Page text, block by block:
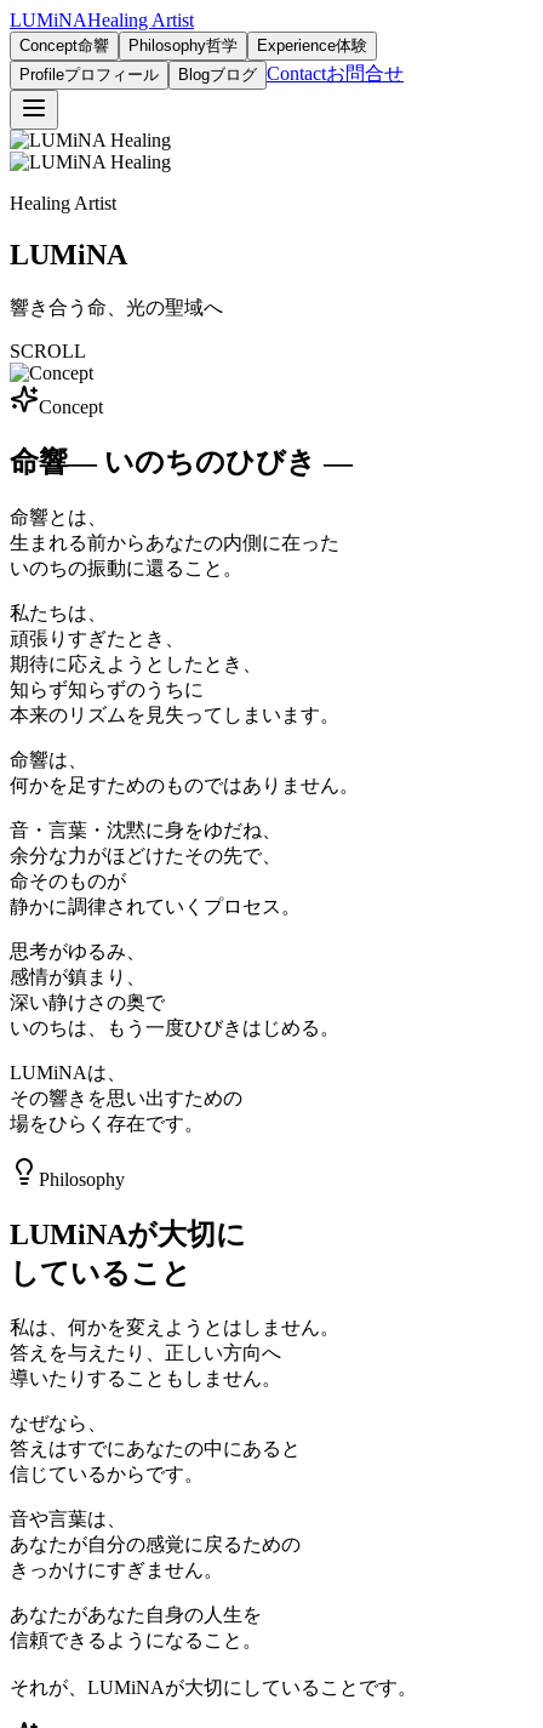
LUMiNAHealing Artist
Concept命響 Philosophy哲学 Experience体験
Profileプロフィール Blogブログ Contactお問合せ
Healing Artist
LUMiNA
響き合う命、光の聖域へ
SCROLL
Concept
命響― いのちのひびき ―
命響とは、
生まれる前からあなたの内側に在った
いのちの振動に還ること。
私たちは、
頑張りすぎたとき、
期待に応えようとしたとき、
知らず知らずのうちに
本来のリズムを見失ってしまいます。
命響は、
何かを足すためのものではありません。
音・言葉・沈黙に身をゆだね、
余分な力がほどけたその先で、
命そのものが
静かに調律されていくプロセス。
思考がゆるみ、
感情が鎮まり、
深い静けさの奥で
いのちは、もう一度ひびきはじめる。
LUMiNAは、
その響きを思い出すための
場をひらく存在です。
Philosophy
LUMiNAが大切に
していること
私は、何かを変えようとはしません。
答えを与えたり、正しい方向へ
導いたりすることもしません。
なぜなら、
答えはすでにあなたの中にあると
信じているからです。
音や言葉は、
あなたが自分の感覚に戻るための
きっかけにすぎません。
あなたがあなた自身の人生を
信頼できるようになること。
それが、LUMiNAが大切にしていることです。